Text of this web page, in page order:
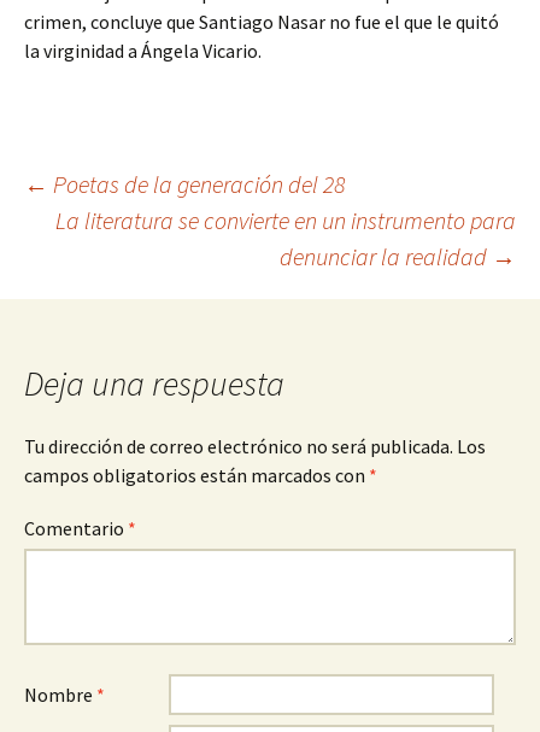
crimen, concluye que Santiago Nasar no fue el que le quitó
la virginidad a Ángela Vicario.
Navegación
← Poetas de la generación del 28
La literatura se convierte en un instrumento para
denunciar la realidad →
Deja una respuesta
Tu dirección de correo electrónico no será publicada. Los
campos obligatorios están marcados con *
Comentario *
Nombre *